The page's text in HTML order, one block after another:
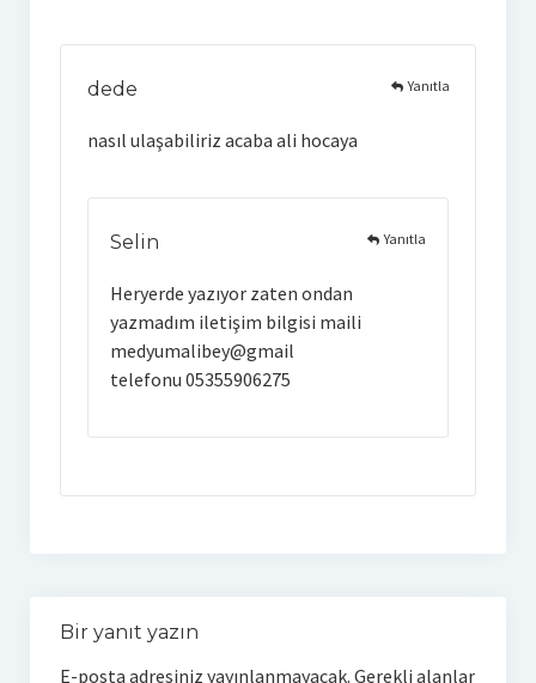
dede
nasıl ulaşabiliriz acaba ali hocaya
Yanıtla
Selin
Heryerde yazıyor zaten ondan
yazmadım iletişim bilgisi maili
medyumalibey@gmail
telefonu 05355906275
Yanıtla
Bir yanıt yazın
E-posta adresiniz yayınlanmayacak. Gerekli alanlar